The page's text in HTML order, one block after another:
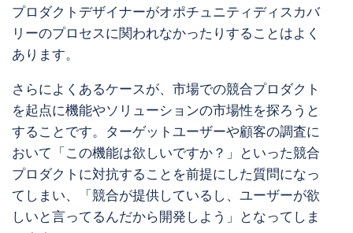
プロダクトデザイナーがオポチュニティディスカバ
リーのプロセスに関われなかったりすることはよく
あります。
さらによくあるケースが、市場での競合プロダクト
を起点に機能やソリューションの市場性を探ろうと
することです。ターゲットユーザーや顧客の調査に
おいて「この機能は欲しいですか？」といった競合
プロダクトに対抗することを前提にした質問になっ
てしまい、「競合が提供しているし、ユーザーが欲
しいと言ってるんだから開発しよう」となってしま